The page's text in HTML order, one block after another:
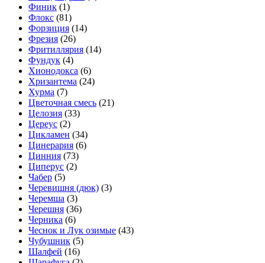
Финик (1)
Флокс (81)
Форзиция (14)
Фрезия (26)
Фритиллярия (14)
Фундук (4)
Хионодокса (6)
Хризантема (24)
Хурма (7)
Цветочная смесь (21)
Целозия (33)
Цереус (2)
Цикламен (34)
Цинерария (6)
Цинния (73)
Циперус (2)
Чабер (5)
Черевишня (дюк) (3)
Черемша (3)
Черешня (36)
Черника (6)
Чеснок и Лук озимые (43)
Чубушник (5)
Шалфей (16)